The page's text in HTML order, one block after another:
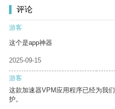
评论
游客
这个是app神器
2025-09-15
游客
这款加速器VPM应用程序已经为我
护。